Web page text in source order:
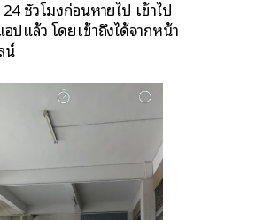
ชั่วโมงก่อนหายไป เข้าไป
อปแล้ว โดยเข้าถึงได้จากหน้า
น์